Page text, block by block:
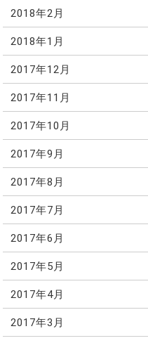
2018年2月
2018年1月
2017年12月
2017年11月
2017年10月
2017年9月
2017年8月
2017年7月
2017年6月
2017年5月
2017年4月
2017年3月